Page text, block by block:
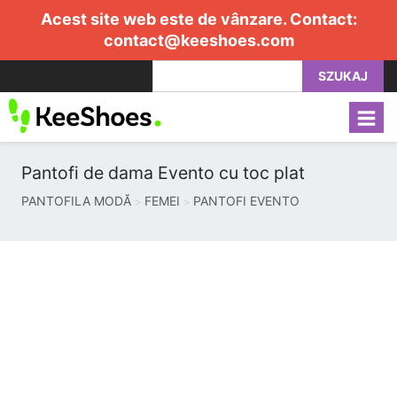
Acest site web este de vânzare. Contact:
contact@keeshoes.com
SZUKAJ
Pantofi de dama Evento cu toc plat
PANTOFILA MODĂ FEMEI PANTOFI EVENTO